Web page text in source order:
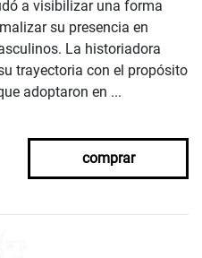
a visibilizar una forma
su presencia en
La historiadora
trayectoria con el propósito
adoptaron en ...
comprar